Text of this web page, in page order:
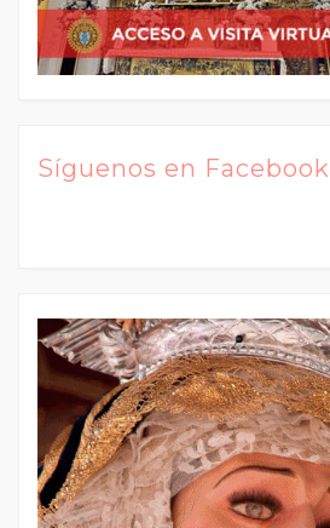
Síguenos en Facebook